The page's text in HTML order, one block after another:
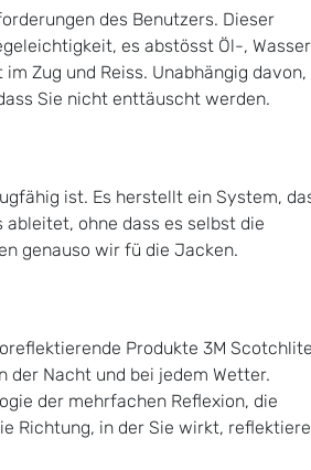
des Benutzers. Dieser
es abstösst Öl-,
Zug und Reiss. Unabhängig davon,
Sie nicht enttäuscht werden.
ist. Es herstellt ein System,
ohne dass es selbst die
genauso wir fü die Jacken.
Produkte 3M
der Nacht und bei jedem Wetter.
der mehrfachen Reflexion, die
Richtung, in der Sie wirkt,